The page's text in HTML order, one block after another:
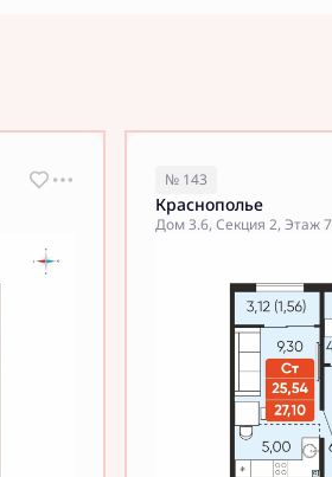
№ 143
Краснополье
Дом 3.6, Секция 2, Этаж 7